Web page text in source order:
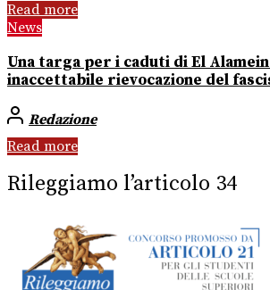
Read more
News
Una targa per i caduti di El Alamein
inaccettabile rievocazione del
Redazione
Read more
Rileggiamo l’articolo 34